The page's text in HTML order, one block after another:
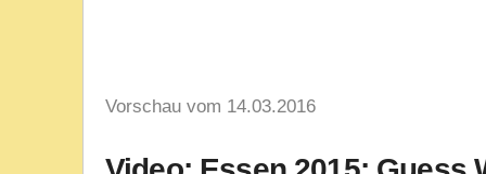
Vorschau vom 14.03.2016